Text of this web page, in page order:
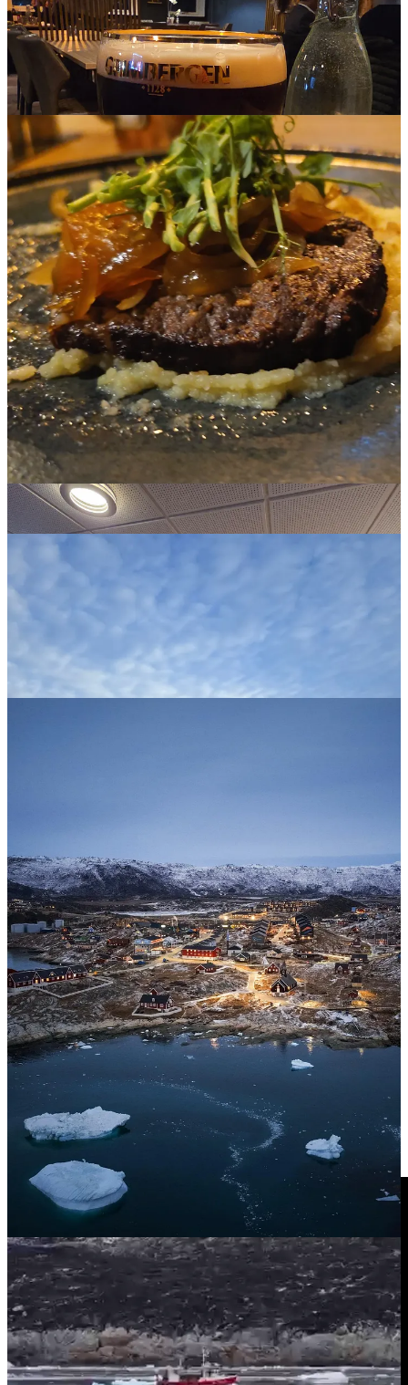
Ce m-a surprins din nou este că majoritar este din inuiti : ~89 % din
populaţia Groenlandei sunt inuiti şi istoria lor e interesantă: au venit
din Canada cu mii de ani în urmă (4.000-5.000 ani) să se stabilească
aici pentru că găseau multe resurse de hrană: peşte, balene, foci şi
surse de grăsimi .
În esenţă, e incredibil cum oamenii se stabilesc în cele mai
neprielnice locuri şi îşi fac aici o casă.
Eu iau zborul spre destinaţia finală ,Ilulissat (cu avionul de mai jos);
unde e foarte frumos. Las mai jos câteva poze făcute de Lucian şi
Călin care au ajuns ieri. De aici o să plecăm în tot felul de excursii:
sanie trasă de câini (mijloc tradiţional de transport al inuitilor), cu
elicopterul pe gheţari…
📹 Avanpremieră:
Fibromialgia este o afecțiune reală, complexă și adesea neînțeleasă,
care afectează în special femeile.
În acest episod explic clar ce este fibromialgia, cum se manifestă și
ce soluții există. Discutăm despre triada specifică acestei afecțiuni
(durere cronică, oboseală, tulburări de somn), cauzele multifactoriale
și strategiile eficiente de tratament. Vei înțelege cum se pune
diagnosticul și ce poți face concret pentru a-ți recăpăta controlul
asupra propriei vieți.
Urmărește avanpremiera de sâmbăta asta pentru că ești abonat la